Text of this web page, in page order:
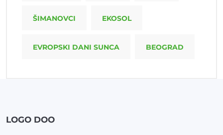
ŠIMANOVCI EKOSOL
EVROPSKI DANI SUNCA BEOGRAD
LOGO DOO